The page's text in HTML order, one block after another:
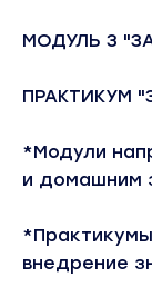
МОДУЛЬ 3
ПРАКТИКУМ
*Модули
и домашним
внедрение